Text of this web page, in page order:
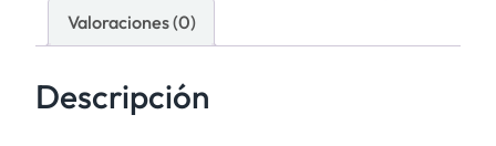
a
A
m
Valoraciones (0)
Descripción